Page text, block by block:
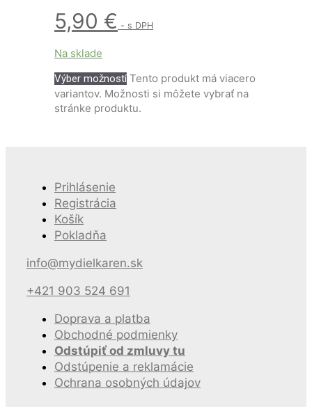
5,90 € - s DPH
Na sklade
Výber možností Tento produkt má viacero
variantov. Možnosti si môžete vybrať na
stránke produktu.
Prihlásenie
Registrácia
Košík
Pokladňa
info@mydielkaren.sk
+421 903 524 691
Doprava a platba
Obchodné podmienky
Odstúpiť od zmluvy tu
Odstúpenie a reklamácie
Ochrana osobných údajov